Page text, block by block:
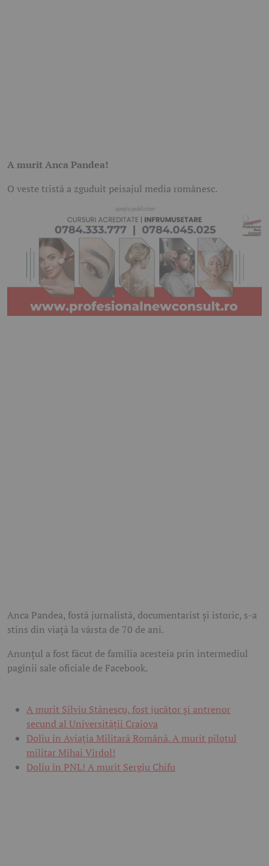
A murit Anca Pandea!
O veste tristă a zguduit peisajul media românesc.
Anca Pandea, fostă jurnalistă, documentarist și istoric, s-a
stins din viață la vârsta de 70 de ani.
Anunțul a fost făcut de familia acesteia prin intermediul
paginii sale oficiale de Facebook.
A murit Silviu Stănescu, fost jucător și antrenor
secund al Universității Craiova
Doliu în Aviația Militară Română. A murit pilotul
militar Mihai Vîrdol!
Doliu în PNL! A murit Sergiu Chifu